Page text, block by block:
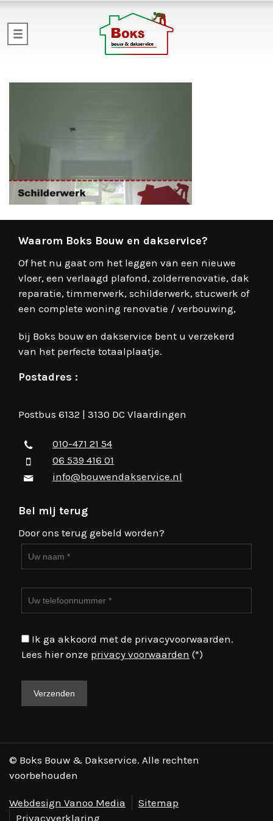
Waarom Boks Bouw en dakservice?
Of het nu gaat om het leggen van een nieuwe
vloer, een verlaagd plafond, zolderrenovatie, dak
reparatie, timmerwerk, schilderwerk, stucwerk of
een complete woning renovatie / verbouwing,
bij Boks bouw en dakservice bent u verzekerd
van het perfecte totaalplaatje.
Postadres :
Postbus 6132 | 3130 DC Vlaardingen
010-471 21 54
06 539 416 01
info@bouwendakservice.nl
Bel mij terug
Door ons terug gebeld worden?
Ik ga akkoord met de privacyvoorwaarden.
Lees hier onze privacy voorwaarden (*)
© Boks Bouw & Dakservice. Alle rechten
voorbehouden
Webdesign Vanoo Media
Sitemap
Privacyverklaring